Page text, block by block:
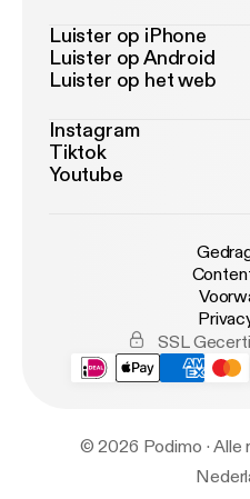
Luister op iPhone
Luister op Android
Luister op het web
Instagram
Tiktok
Youtube
SSL
© 2026 Podimo · Alle